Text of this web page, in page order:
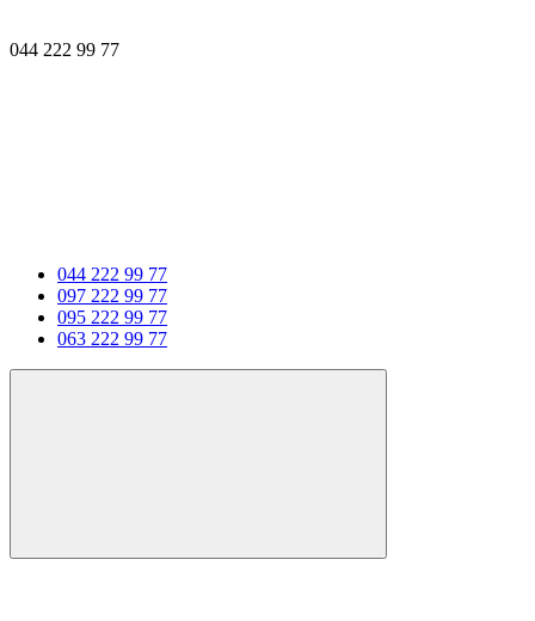
044 222 99 77
044 222 99 77
097 222 99 77
095 222 99 77
063 222 99 77